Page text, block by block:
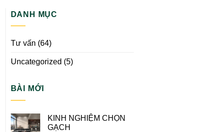
DANH MỤC
Tư vấn (64)
Uncategorized (5)
BÀI MỚI
KINH NGHIỆM CHỌN
GẠCH